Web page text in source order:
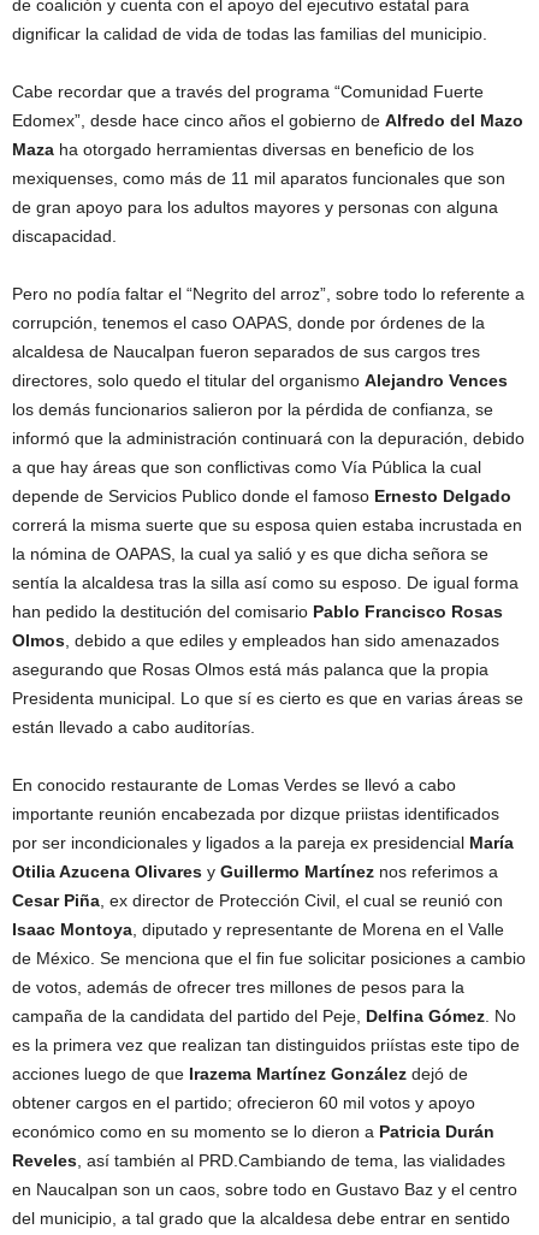
de coalición y cuenta con el apoyo del ejecutivo estatal para
dignificar la calidad de vida de todas las familias del municipio.
Cabe recordar que a través del programa “Comunidad Fuerte
Edomex”, desde hace cinco años el gobierno de Alfredo del Mazo
Maza ha otorgado herramientas diversas en beneficio de los
mexiquenses, como más de 11 mil aparatos funcionales que son
de gran apoyo para los adultos mayores y personas con alguna
discapacidad.
Pero no podía faltar el “Negrito del arroz”, sobre todo lo referente a
corrupción, tenemos el caso OAPAS, donde por órdenes de la
alcaldesa de Naucalpan fueron separados de sus cargos tres
directores, solo quedo el titular del organismo Alejandro Vences
los demás funcionarios salieron por la pérdida de confianza, se
informó que la administración continuará con la depuración, debido
a que hay áreas que son conflictivas como Vía Pública la cual
depende de Servicios Publico donde el famoso Ernesto Delgado
correrá la misma suerte que su esposa quien estaba incrustada en
la nómina de OAPAS, la cual ya salió y es que dicha señora se
sentía la alcaldesa tras la silla así como su esposo. De igual forma
han pedido la destitución del comisario Pablo Francisco Rosas
Olmos , debido a que ediles y empleados han sido amenazados
asegurando que Rosas Olmos está más palanca que la propia
Presidenta municipal. Lo que sí es cierto es que en varias áreas se
están llevado a cabo auditorías.
En conocido restaurante de Lomas Verdes se llevó a cabo
importante reunión encabezada por dizque priistas identificados
por ser incondicionales y ligados a la pareja ex presidencial María
Otilia Azucena Olivares y Guillermo Martínez nos referimos a
Cesar Piña , ex director de Protección Civil, el cual se reunió con
Isaac Montoya , diputado y representante de Morena en el Valle
de México. Se menciona que el fin fue solicitar posiciones a cambio
de votos, además de ofrecer tres millones de pesos para la
campaña de la candidata del partido del Peje, Delfina Gómez . No
es la primera vez que realizan tan distinguidos priístas este tipo de
acciones luego de que Irazema Martínez González dejó de
obtener cargos en el partido; ofrecieron 60 mil votos y apoyo
económico como en su momento se lo dieron a Patricia Durán
Reveles , así también al PRD.Cambiando de tema, las vialidades
en Naucalpan son un caos, sobre todo en Gustavo Baz y el centro
del municipio, a tal grado que la alcaldesa debe entrar en sentido